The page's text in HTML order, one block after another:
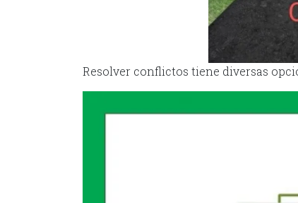
Resolver conflictos tiene diversas